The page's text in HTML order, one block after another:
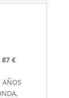
87 €
AÑOS